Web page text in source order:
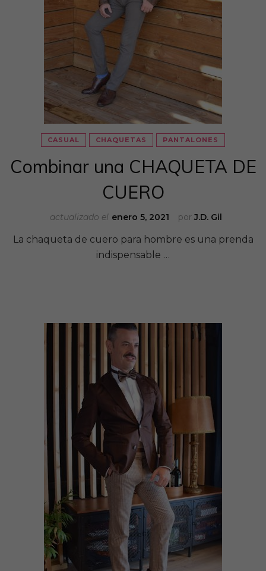
CASUAL CHAQUETAS PANTALONES
Combinar una CHAQUETA DE
CUERO
porJ.D. Gil
actualizado el enero 5, 2021
La chaqueta de cuero para hombre es una prenda
indispensable …